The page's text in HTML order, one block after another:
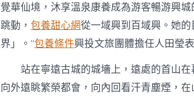
覺華仙境，沐享溫泉康養成為游客暢游興
跳動， 包養甜心網從一域興到百域興。她
界」。”包養條件興投文旅團體擔任人田瑩
站在寧遠古城的城墻上，遠處的首山
向外遠眺繁榮都會，向內回看汗青塵煙，